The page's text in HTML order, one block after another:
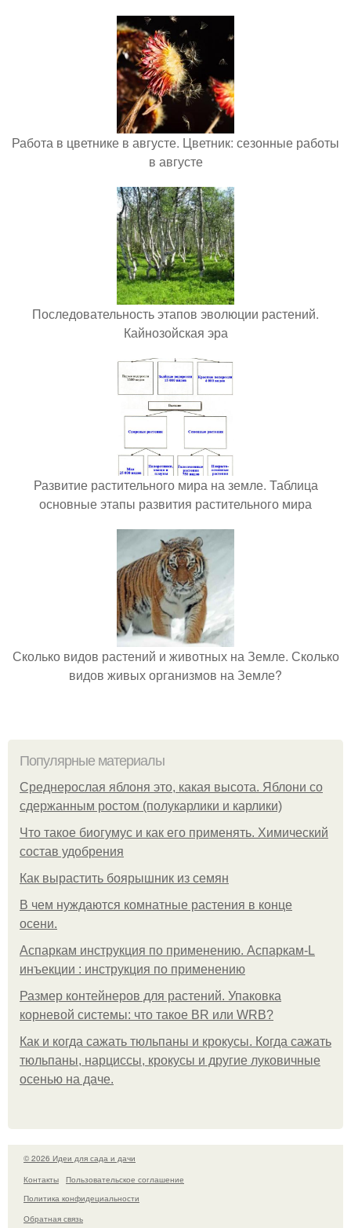
Работа в цветнике в августе. Цветник: сезонные работы
в августе
Последовательность этапов эволюции растений.
Кайнозойская эра
Развитие растительного мира на земле. Таблица
основные этапы развития растительного мира
Сколько видов растений и животных на Земле. Сколько
видов живых организмов на Земле?
Популярные материалы
Среднерослая яблоня это, какая высота. Яблони со
сдержанным ростом (полукарлики и карлики)
Что такое биогумус и как его применять. Химический
состав удобрения
Как вырастить боярышник из семян
В чем нуждаются комнатные растения в конце
осени.
Аспаркам инструкция по применению. Аспаркам-L
инъекции : инструкция по применению
Размер контейнеров для растений. Упаковка
корневой системы: что такое BR или WRB?
Как и когда сажать тюльпаны и крокусы. Когда сажать
тюльпаны, нарциссы, крокусы и другие луковичные
осенью на даче.
© 2026 Идеи для сада и дачи
Контакты
Пользовательское соглашение
Политика конфидециальности
Обратная связь